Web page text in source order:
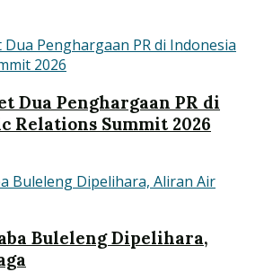
Dua Penghargaan PR di
Relations Summit 2026
Buleleng Dipelihara,